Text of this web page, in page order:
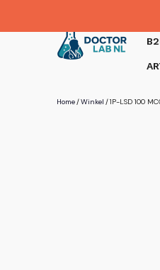
Home/Winkel /1P-LSD 100